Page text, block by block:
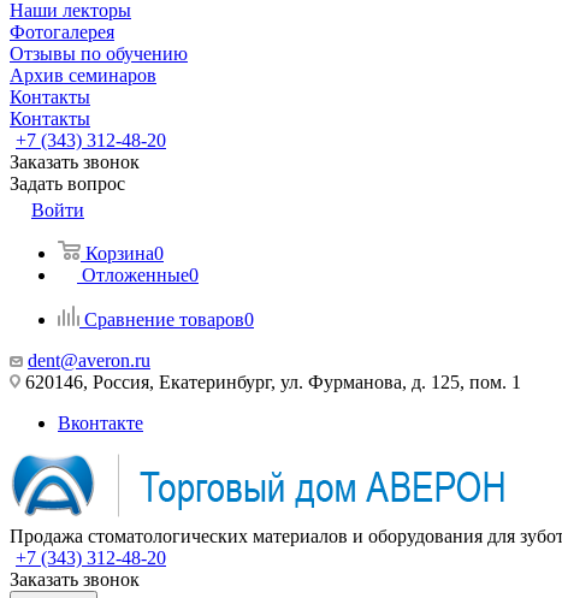
Наши лекторы
Фотогалерея
Отзывы по обучению
Архив семинаров
Контакты
Контакты
+7 (343) 312-48-20
Заказать звонок
Задать вопрос
Войти
Корзина0
Отложенные0
Сравнение товаров0
dent@averon.ru
620146, Россия, Екатеринбург, ул. Фурманова, д. 125, пом. 1
Вконтакте
Продажа стоматологических материалов и оборудования для
+7 (343) 312-48-20
Заказать звонок